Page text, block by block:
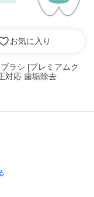
お気に入り
ラシ [プレミアムク
対応 歯垢除去